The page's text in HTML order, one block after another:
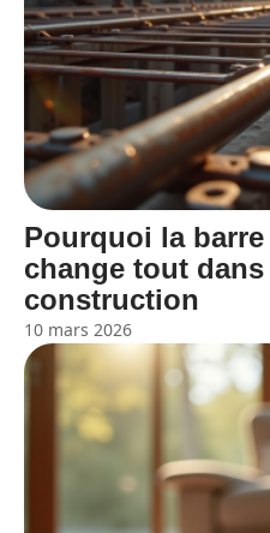
Pourquoi la barre
change tout
construction
10 mars 2026